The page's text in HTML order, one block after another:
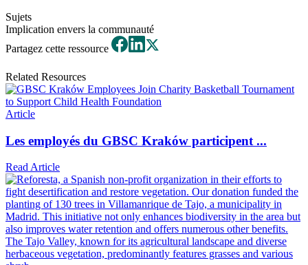
Sujets
Implication envers la communauté
Partagez cette ressource
Related Resources
Article
Les employés du GBSC Kraków participent ...
Read Article